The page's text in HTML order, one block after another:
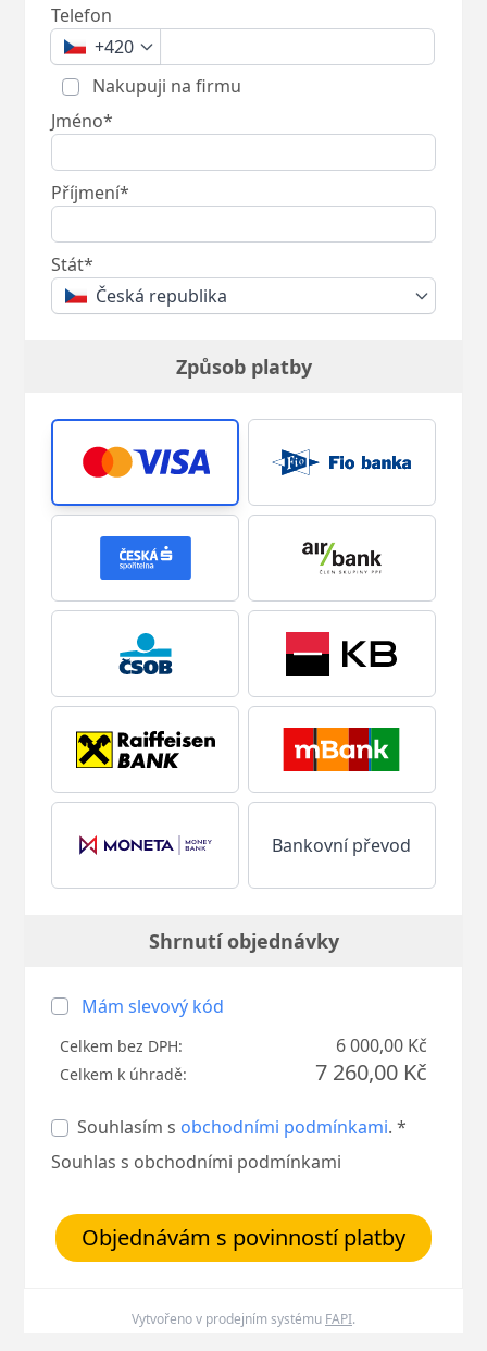
Telefon
+420
Nakupuji na firmu
Jméno*
Příjmení*
Stát*
Česká republika
Způsob platby
Bankovní převod
Shrnutí objednávky
Mám slevový kód
Celkem bez DPH: 6 000,00 Kč
Celkem k úhradě: 7 260,00 Kč
Souhlasím s obchodními podmínkami. *
Souhlas s obchodními podmínkami
Objednávám s povinností platby
Vytvořeno v prodejním systému FAPI.